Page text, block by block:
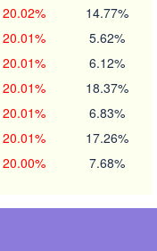
20.02% 14.77%
20.01% 5.62%
20.01% 6.12%
20.01% 18.37%
20.01% 6.83%
20.01% 17.26%
20.00% 7.68%